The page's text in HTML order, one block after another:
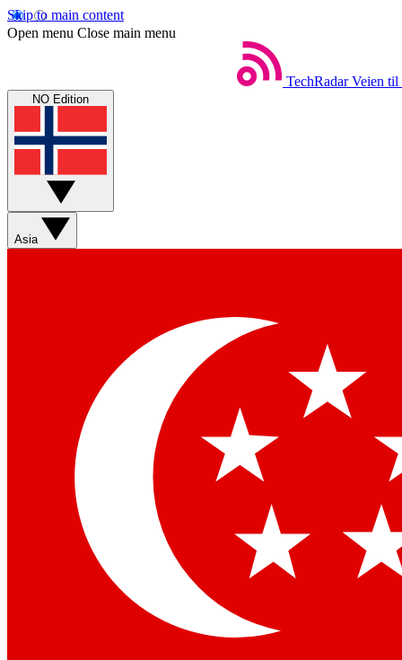
Skip to main content
Open menu Close main menu
TechRadar Veien til
NO Edition
Asia